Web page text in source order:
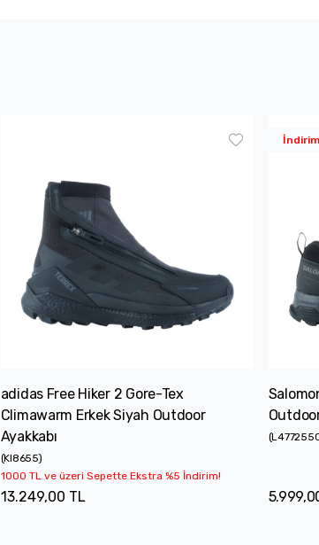
adidas Free Hiker 2 Gore-Tex
Climawarm Erkek Siyah Outdoor
Ayakkabı
(KI8655)
1000 TL ve üzeri Sepette Ekstra %5 İndirim!
13.249,00 TL
İndirim
(